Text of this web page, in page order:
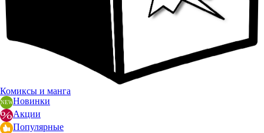
Комиксы и манга
Новинки
Акции
Популярные